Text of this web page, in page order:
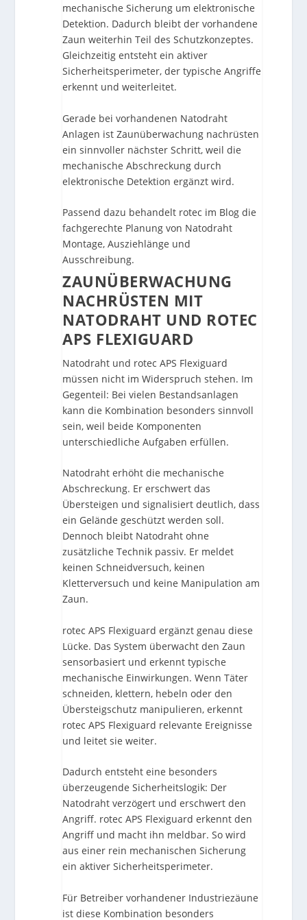
mechanische Sicherung um elektronische
Detektion. Dadurch bleibt der vorhandene
Zaun weiterhin Teil des Schutzkonzeptes.
Gleichzeitig entsteht ein aktiver
Sicherheitsperimeter, der typische Angriffe
erkennt und weiterleitet.
Gerade bei vorhandenen Natodraht
Anlagen ist Zaunüberwachung nachrüsten
ein sinnvoller nächster Schritt, weil die
mechanische Abschreckung durch
elektronische Detektion ergänzt wird.
Passend dazu behandelt rotec im Blog die
fachgerechte Planung von Natodraht
Montage, Ausziehlänge und
Ausschreibung.
ZAUNÜBERWACHUNG
NACHRÜSTEN MIT
NATODRAHT UND ROTEC
APS FLEXIGUARD
Natodraht und rotec APS Flexiguard
müssen nicht im Widerspruch stehen. Im
Gegenteil: Bei vielen Bestandsanlagen
kann die Kombination besonders sinnvoll
sein, weil beide Komponenten
unterschiedliche Aufgaben erfüllen.
Natodraht erhöht die mechanische
Abschreckung. Er erschwert das
Übersteigen und signalisiert deutlich, dass
ein Gelände geschützt werden soll.
Dennoch bleibt Natodraht ohne
zusätzliche Technik passiv. Er meldet
keinen Schneidversuch, keinen
Kletterversuch und keine Manipulation am
Zaun.
rotec APS Flexiguard ergänzt genau diese
Lücke. Das System überwacht den Zaun
sensorbasiert und erkennt typische
mechanische Einwirkungen. Wenn Täter
schneiden, klettern, hebeln oder den
Übersteigschutz manipulieren, erkennt
rotec APS Flexiguard relevante Ereignisse
und leitet sie weiter.
Dadurch entsteht eine besonders
überzeugende Sicherheitslogik: Der
Natodraht verzögert und erschwert den
Angriff. rotec APS Flexiguard erkennt den
Angriff und macht ihn meldbar. So wird
aus einer rein mechanischen Sicherung
ein aktiver Sicherheitsperimeter.
Für Betreiber vorhandener Industriezäune
ist diese Kombination besonders